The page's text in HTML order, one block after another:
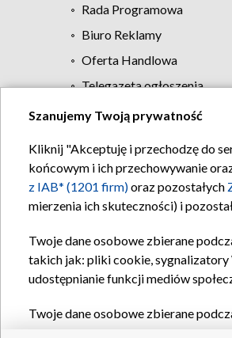
Rada Programowa
Biuro Reklamy
Oferta Handlowa
Telegazeta ogłoszenia
Szanujemy Twoją prywatność
Kliknij "Akceptuję i przechodzę do
końcowym i ich przechowywanie
z IAB* (1201 firm)oraz pozostałych
mierzenia ich skuteczności) i
Twoje dane osobowe zbierane
takich jak: pliki cookie, sygnalizatory
udostępnianie funkcji mediów
Twoje dane osobowe zbierane